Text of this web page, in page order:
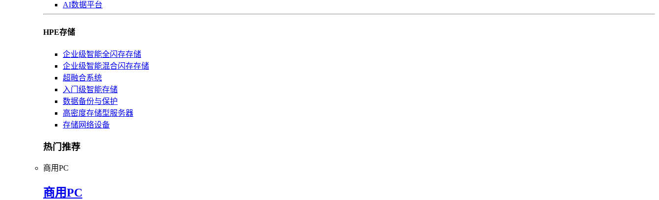
AI数据平台
HPE存储
企业级智能全闪存存储
企业级智能混合闪存存储
超融合系统
入门级智能存储
数据备份与保护
高密度存储型服务器
存储网络设备
热门推荐
商用PC
商用PC